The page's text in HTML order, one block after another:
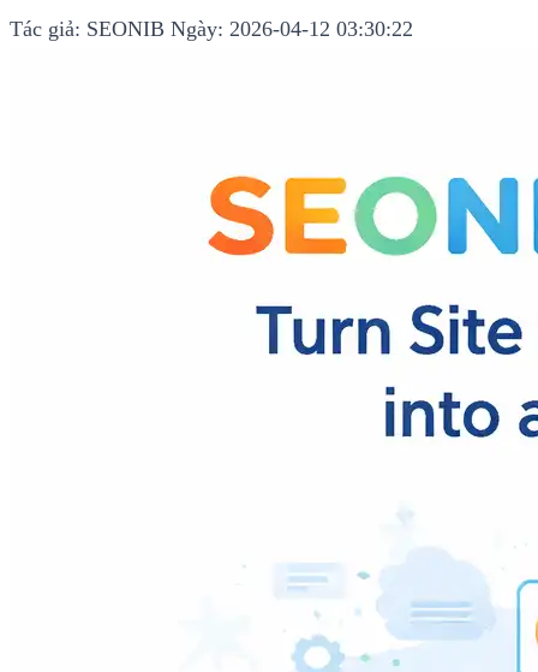
Tác giả: SEONIB Ngày: 2026-04-12 03:30:22